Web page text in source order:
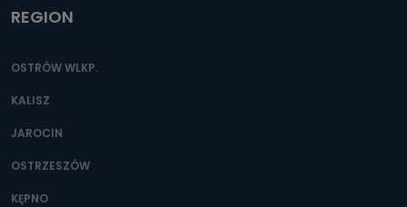
REGION
OSTRÓW WLKP.
KALISZ
JAROCIN
OSTRZESZÓW
KĘPNO